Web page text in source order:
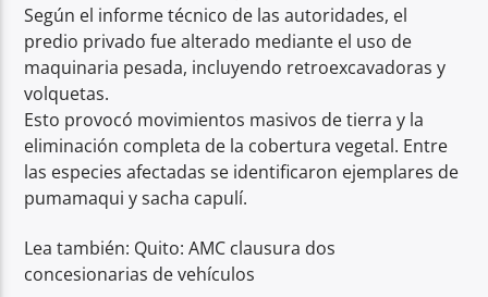
Según el informe técnico de las autoridades, el
predio privado fue alterado mediante el uso de
maquinaria pesada, incluyendo retroexcavadoras y
volquetas.
Esto provocó movimientos masivos de tierra y la
eliminación completa de la cobertura vegetal. Entre
las especies afectadas se identificaron ejemplares de
pumamaqui y sacha capulí.
Lea también: Quito: AMC clausura dos
concesionarias de vehículos